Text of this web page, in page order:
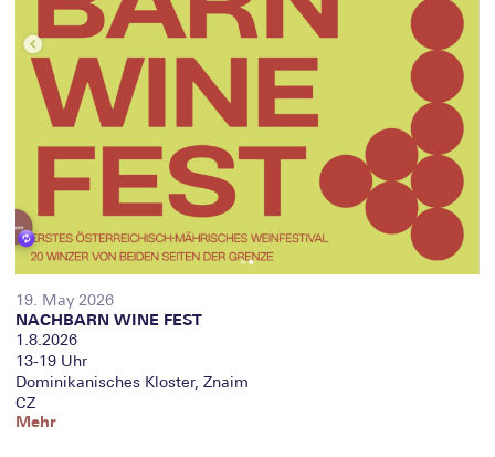
19. May 2026
NACHBARN WINE FEST
1.8.2026
13-19 Uhr
Dominikanisches Kloster, Znaim
CZ
Mehr